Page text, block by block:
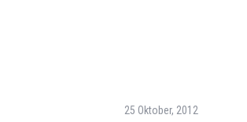
25 Oktober, 2012